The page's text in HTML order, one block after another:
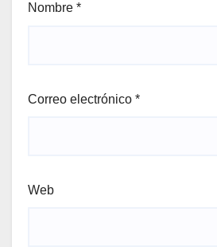
Nombre *
Correo electrónico *
Web